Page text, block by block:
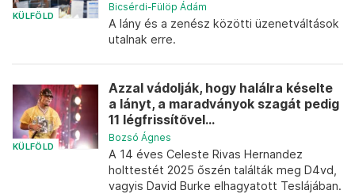
KÜLFÖLD
Bicsérdi-Fülöp Ádám
A lány és a zenész közötti üzenetváltások
utalnak erre.
KÜLFÖLD
Azzal vádolják, hogy halálra késelte
a lányt, a maradványok szagát pedig
11 légfrissítővel...
Bozsó Ágnes
A 14 éves Celeste Rivas Hernandez
holttestét 2025 őszén találták meg D4vd,
vagyis David Burke elhagyatott Teslájában.